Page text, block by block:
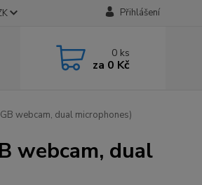
Přihlášení
0 ks
za 0 Kč
webcam, dual microphones)
webcam, dual